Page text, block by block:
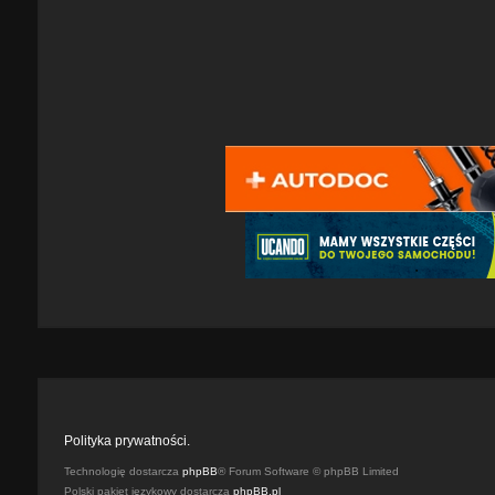
Polityka prywatności.
Technologię dostarcza phpBB® Forum Software © phpBB Limited
Polski pakiet językowy dostarcza phpBB.pl